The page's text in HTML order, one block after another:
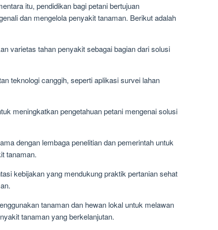
itu, pendidikan bagi petani bertujuan
dan mengelola penyakit tanaman. Berikut adalah
varietas tahan penyakit sebagai bagian dari solusi
teknologi canggih, seperti aplikasi survei lahan
meningkatkan pengetahuan petani mengenai solusi
dengan lembaga penelitian dan pemerintah untuk
tanaman.
kebijakan yang mendukung praktik pertanian sehat
tanaman dan hewan lokal untuk melawan
tanaman yang berkelanjutan.